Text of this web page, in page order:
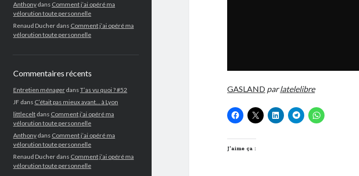
Anthonydans Comment j’ai opéré ma
vélorution toute personnelle
Renaud Ducherdans Comment j’ai opéré ma
vélorution toute personnelle
Commentaires récents
Entretien ménagerdans T’as vu quoi ? #52
JF dans C’était pas mieux avant… à Lyon
littleceltdans Comment j’ai opéré ma
vélorution toute personnelle
Anthonydans Comment j’ai opéré ma
vélorution toute personnelle
Renaud Ducherdans Comment j’ai opéré ma
vélorution toute personnelle
GASLAND parlatelelibre
J’aime ça :